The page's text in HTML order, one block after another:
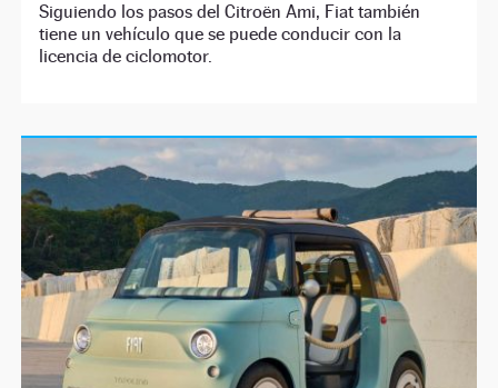
Siguiendo los pasos del Citroën Ami, Fiat también
tiene un vehículo que se puede conducir con la
licencia de ciclomotor.